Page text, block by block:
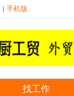
| 手机版
找工作